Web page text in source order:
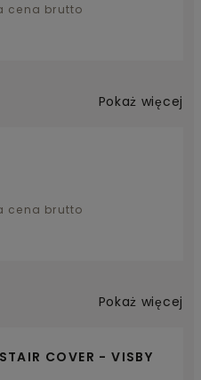
cena brutto
cena brutto
Pokaż więcej
COVER - VISBY
Pokaż więcej